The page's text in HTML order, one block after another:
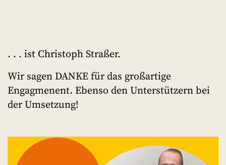
. . . ist Christoph Straßer.
Wir sagen DANKE für das großartige
Engagmenent. Ebenso den Unterstützern bei
der Umsetzung!